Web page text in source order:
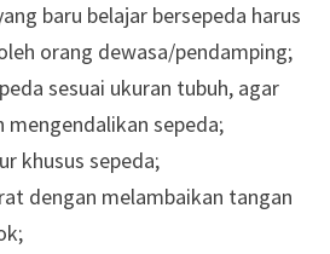
baru belajar bersepeda harus
orang dewasa/pendamping;
sesuai ukuran tubuh, agar
mengendalikan sepeda;
khusus sepeda;
dengan melambaikan tangan